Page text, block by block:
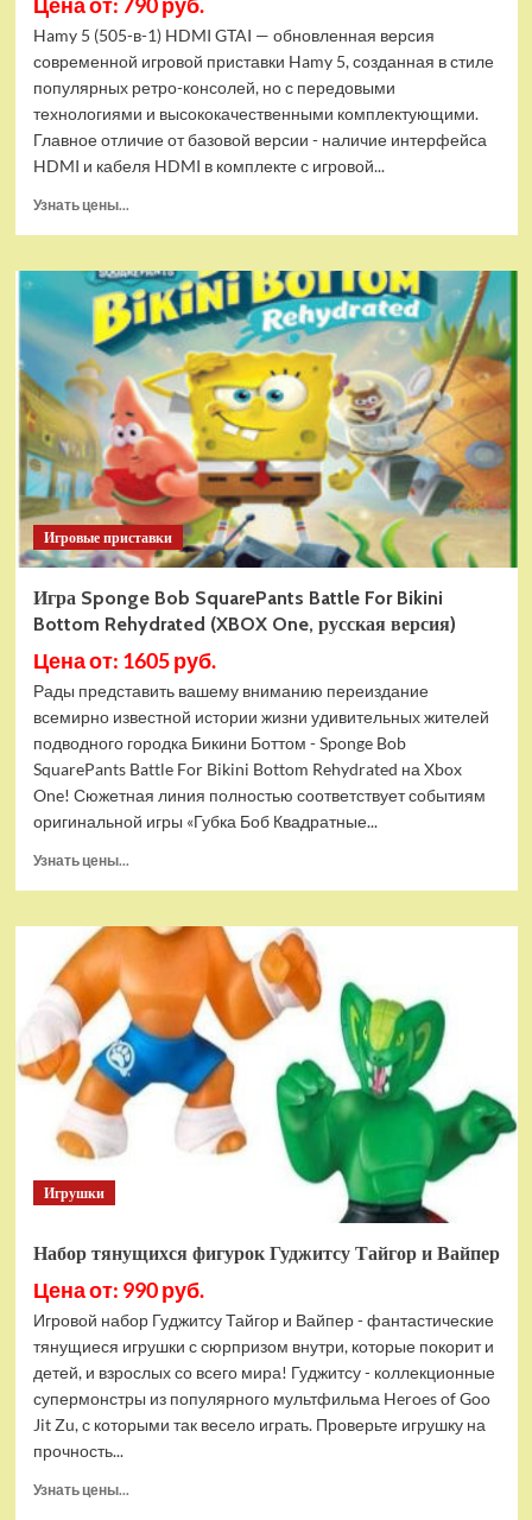
Hamy 5 (505-в-1) HDMI GTAI — обновленная версия
современной игровой приставки Hamy 5, созданная в стиле
популярных ретро-консолей, но с передовыми
технологиями и высококачественными комплектующими.
Главное отличие от базовой версии - наличие интерфейса
HDMI и кабеля HDMI в комплекте с игровой...
Узнать цены...
Игровая
приставка
Hamy
5
(505-
в-1)
HDMI
GTA
Игровые приставки
Игра Sponge Bob SquarePants Battle For Bikini
Bottom Rehydrated (XBOX One, русская версия)
Цена от: 1605 руб.
Рады представить вашему вниманию переиздание
всемирно известной истории жизни удивительных жителей
подводного городка Бикини Боттом - Sponge Bob
SquarePants Battle For Bikini Bottom Rehydrated на Xbox
One! Сюжетная линия полностью соответствует событиям
оригинальной игры «Губка Боб Квадратные...
Узнать цены...
Игра
Sponge
Bob
SquarePants
Battle
For
Bikini
Bottom
Rehydrated
(XBOX
Игрушки
Набор тянущихся фигурок Гуджитсу Тайгор и Вайпер
Цена от: 990 руб.
Игровой набор Гуджитсу Тайгор и Вайпер - фантастические
тянущиеся игрушки с сюрпризом внутри, которые покорит и
детей, и взрослых со всего мира! Гуджитсу - коллекционные
супермонстры из популярного мультфильма Heroes of Goo
Jit Zu, с которыми так весело играть. Проверьте игрушку на
прочность...
Узнать цены...